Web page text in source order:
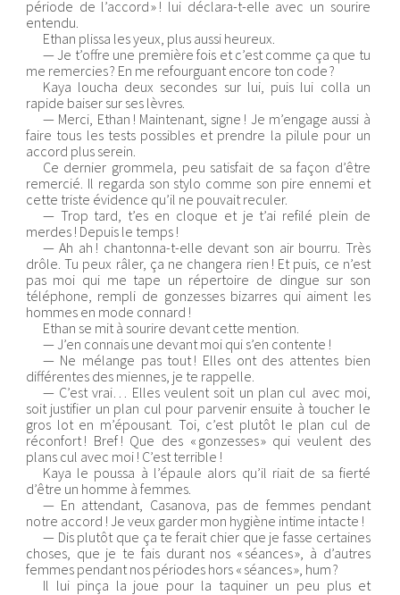
période de l’accord » ! lui déclara-t-elle avec un sourire
entendu.
Ethan plissa les yeux, plus aussi heureux.
— Je t’offre une première fois et c’est comme ça que tu
me remercies ? En me refourguant encore ton code ?
Kaya loucha deux secondes sur lui, puis lui colla un
rapide baiser sur ses lèvres.
— Merci, Ethan ! Maintenant, signe ! Je m’engage aussi à
faire tous les tests possibles et prendre la pilule pour un
accord plus serein.
Ce dernier grommela, peu satisfait de sa façon d’être
remercié. Il regarda son stylo comme son pire ennemi et
cette triste évidence qu’il ne pouvait reculer.
— Trop tard, t’es en cloque et je t’ai refilé plein de
merdes ! Depuis le temps !
— Ah ah ! chantonna-t-elle devant son air bourru. Très
drôle. Tu peux râler, ça ne changera rien ! Et puis, ce n’est
pas moi qui me tape un répertoire de dingue sur son
téléphone, rempli de gonzesses bizarres qui aiment les
hommes en mode connard !
Ethan se mit à sourire devant cette mention.
— J’en connais une devant moi qui s’en contente !
— Ne mélange pas tout ! Elles ont des attentes bien
différentes des miennes, je te rappelle.
— C’est vrai… Elles veulent soit un plan cul avec moi,
soit justifier un plan cul pour parvenir ensuite à toucher le
gros lot en m’épousant. Toi, c’est plutôt le plan cul de
réconfort ! Bref ! Que des « gonzesses » qui veulent des
plans cul avec moi ! C’est terrible !
Kaya le poussa à l’épaule alors qu’il riait de sa fierté
d’être un homme à femmes.
— En attendant, Casanova, pas de femmes pendant
notre accord ! Je veux garder mon hygiène intime intacte !
— Dis plutôt que ça te ferait chier que je fasse certaines
choses, que je te fais durant nos « séances », à d’autres
femmes pendant nos périodes hors « séances », hum ?
Il lui pinça la joue pour la taquiner un peu plus et